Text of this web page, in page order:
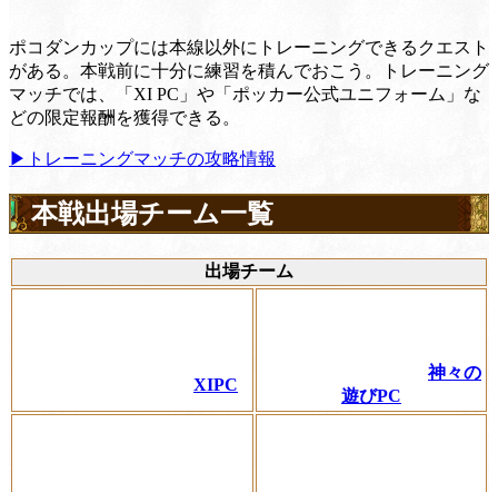
ポコダンカップには本線以外にトレーニングできるクエスト
がある。本戦前に十分に練習を積んでおこう。トレーニング
マッチでは、「XI PC」や「ポッカー公式ユニフォーム」な
どの限定報酬を獲得できる。
▶トレーニングマッチの攻略情報
本戦出場チーム一覧
出場チーム
XIPC
神々の
遊びPC